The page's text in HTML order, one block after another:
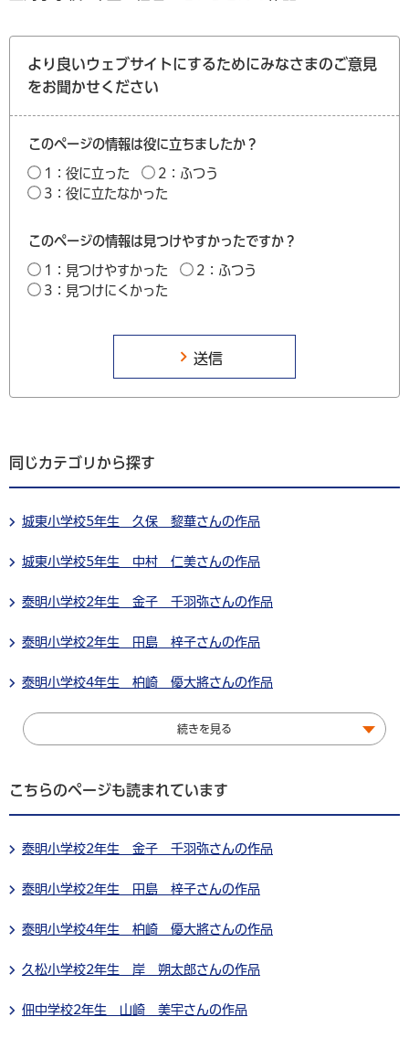
より良いウェブサイトにするためにみなさまのご意見
をお聞かせください
このページの情報は役に立ちましたか？
1：役に立った
2：ふつう
3：役に立たなかった
このページの情報は見つけやすかったですか？
1：見つけやすかった
2：ふつう
3：見つけにくかった
同じカテゴリから探す
城東小学校5年生 久保 黎華さんの作品
城東小学校5年生 中村 仁美さんの作品
泰明小学校2年生 金子 千羽弥さんの作品
泰明小学校2年生 田島 梓子さんの作品
泰明小学校4年生 柏崎 優大將さんの作品
続きを見る
こちらのページも読まれています
泰明小学校2年生 金子 千羽弥さんの作品
泰明小学校2年生 田島 梓子さんの作品
泰明小学校4年生 柏崎 優大將さんの作品
久松小学校2年生 岸 朔太郎さんの作品
佃中学校2年生 山崎 美宇さんの作品